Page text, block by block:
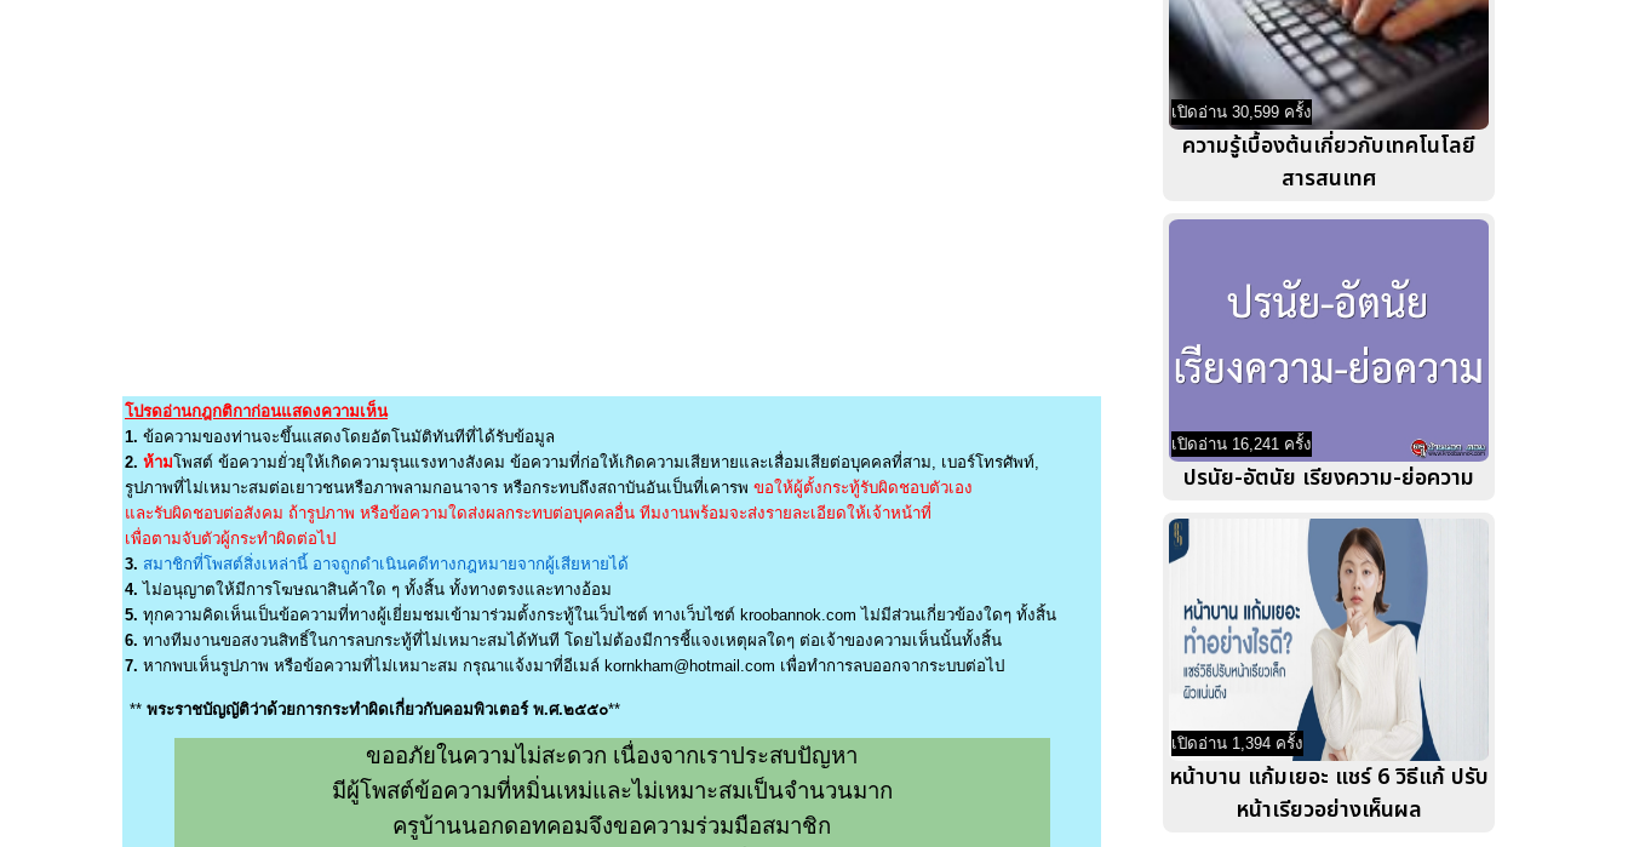
โปรดอ่านกฎกติกาก่อนแสดงความเห็น
1. ข้อความของท่านจะขึ้นแสดงโดยอัตโนมัติทันทีที่ได้รับข้อมูล
2. ห้ามโพสต์ ข้อความยั่วยุให้เกิดความรุนแรงทางสังคม ข้อความที่ก่อให้เกิดความเสียหายและเสื่อมเสียต่อบุคคลที่สาม, เบอร์โทรศัพท์,
รูปภาพที่ไม่เหมาะสมต่อเยาวชนหรือภาพลามกอนาจาร หรือกระทบถึงสถาบันอันเป็นที่เคารพ ขอให้ผู้ตั้งกระทู้รับผิดชอบตัวเอง
และรับผิดชอบต่อสังคม ถ้ารูปภาพ หรือข้อความใดส่งผลกระทบต่อบุคคลอื่น ทีมงานพร้อมจะส่งรายละเอียดให้เจ้าหน้าที่
เพื่อตามจับตัวผู้กระทำผิดต่อไป
3. สมาชิกที่โพสต์สิ่งเหล่านี้ อาจถูกดำเนินคดีทางกฎหมายจากผู้เสียหายได้
4. ไม่อนุญาตให้มีการโฆษณาสินค้าใด ๆ ทั้งสิ้น ทั้งทางตรงและทางอ้อม
5. ทุกความคิดเห็นเป็นข้อความที่ทางผู้เยี่ยมชมเข้ามาร่วมตั้งกระทู้ในเว็บไซต์ ทางเว็บไซต์ kroobannok.com ไม่มีส่วนเกี่ยวข้องใดๆ ทั้งสิ้น
6. ทางทีมงานขอสงวนสิทธิ์ในการลบกระทู้ที่ไม่เหมาะสมได้ทันที โดยไม่ต้องมีการชี้แจงเหตุผลใดๆ ต่อเจ้าของความเห็นนั้นทั้งสิ้น
7. หากพบเห็นรูปภาพ หรือข้อความที่ไม่เหมาะสม กรุณาแจ้งมาที่อีเมล์ kornkham@hotmail.com เพื่อทำการลบออกจากระบบต่อไป
** พระราชบัญญัติว่าด้วยการกระทำผิดเกี่ยวกับคอมพิวเตอร์ พ.ศ.๒๕๕๐**
ขออภัยในความไม่สะดวก เนื่องจากเราประสบปัญหา
มีผู้โพสต์ข้อความที่หมิ่นเหม่และไม่เหมาะสมเป็นจำนวนมาก
ครูบ้านนอกดอทคอมจึงขอความร่วมมือสมาชิก
เปิดอ่าน 30,599 ครั้ง
ความรู้เบื้องต้นเกี่ยวกับเทคโนโลยี
สารสนเทศ
เปิดอ่าน 16,241 ครั้ง
ปรนัย-อัตนัย เรียงความ-ย่อความ
เปิดอ่าน 1,394 ครั้ง
หน้าบาน แก้มเยอะ แชร์ 6 วิธีแก้ ปรับ
หน้าเรียวอย่างเห็นผล